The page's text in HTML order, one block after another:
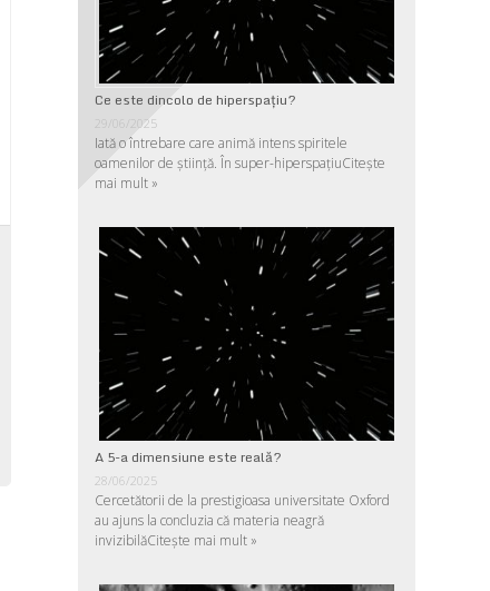
Ce este dincolo de hiperspaţiu?
29/06/2025
Iată o întrebare care animă intens spiritele
oamenilor de ştiinţă. În super-hiperspaţiuCitește
mai mult »
A 5-a dimensiune este reală?
28/06/2025
Cercetătorii de la prestigioasa universitate Oxford
au ajuns la concluzia că materia neagră
invizibilăCitește mai mult »